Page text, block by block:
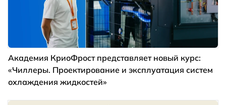
Академия КриоФрост представляет новый курс:
«Чиллеры. Проектирование и эксплуатация систем
охлаждения жидкостей»